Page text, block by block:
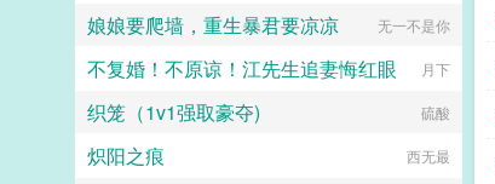
架春秋平行时期，称呼及势力地图有
他国后，称国君为父王。■端水互宠
1v1欢迎收藏作者鞠躬jpg其他预收
秋棠心狠手辣权臣攻x老谋深算谋士
发疯，她看了也忍不住想喊姐姐请让
道未来会发生的所有事。那期间每一
之前，郁淼每天都在数着日子等着复
世界的人。但是易璟太可爱了。她是
娘娘要爬墙，重生暴君要凉凉 无一不是你
不复婚！不原谅！江先生追妻悔红眼 月下
织笼（1v1强取豪夺) 硫酸
炽阳之痕 西无最